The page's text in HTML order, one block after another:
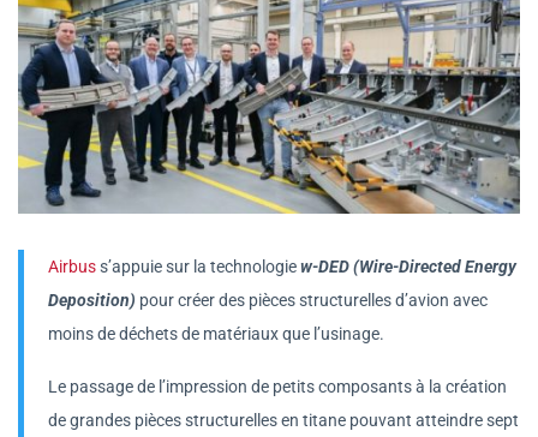
Airbuss’appuie sur la technologiew-DED (Wire-Directed Energy
Deposition) pour créer des pièces structurelles d’avion avec
moins de déchets de matériaux que l’usinage.
Le passage de l’impression de petits composants à la création
de grandes pièces structurelles en titane pouvant atteindre sept